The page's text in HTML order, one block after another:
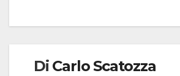
Di Carlo Scatozza